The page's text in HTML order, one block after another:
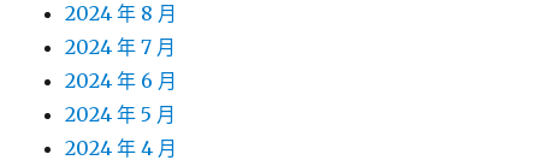
2024 年 8 月
2024 年 7 月
2024 年 6 月
2024 年 5 月
2024 年 4 月